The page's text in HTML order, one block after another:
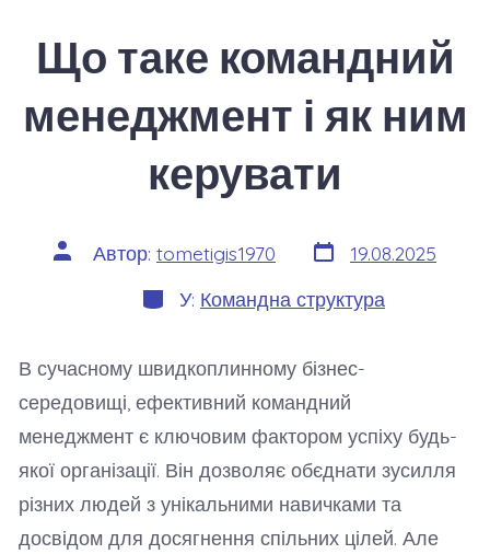
Що таке командний
менеджмент і як ним
керувати
Автор
запису
Автор: tometigis1970 Дата
запису
19.08.2025
Категорії
У: Командна структура
В сучасному швидкоплинному бізнес-
середовищі, ефективний командний
менеджмент є ключовим фактором успіху будь-
якої організації. Він дозволяє обєднати зусилля
різних людей з унікальними навичками та
досвідом для досягнення спільних цілей. Але